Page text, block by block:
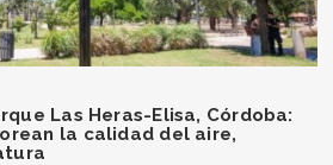
Las Heras-Elisa, Córdoba:
la calidad del aire,